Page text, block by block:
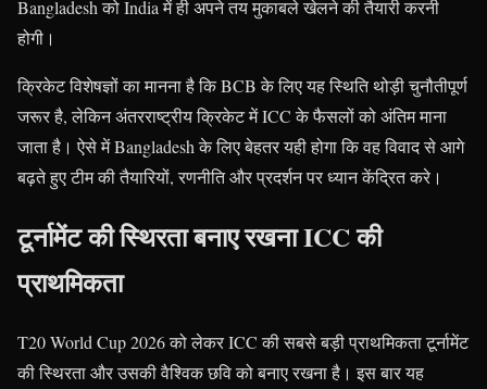
Bangladesh को India में ही अपने तय मुकाबले खेलने की तैयारी करनी
होगी।
क्रिकेट विशेषज्ञों का मानना है कि BCB के लिए यह स्थिति थोड़ी चुनौतीपूर्ण
जरूर है, लेकिन अंतरराष्ट्रीय क्रिकेट में ICC के फैसलों को अंतिम माना
जाता है। ऐसे में Bangladesh के लिए बेहतर यही होगा कि वह विवाद से आगे
बढ़ते हुए टीम की तैयारियों, रणनीति और प्रदर्शन पर ध्यान केंद्रित करे।
टूर्नामेंट की स्थिरता बनाए रखना ICC की
प्राथमिकता
T20 World Cup 2026 को लेकर ICC की सबसे बड़ी प्राथमिकता टूर्नामेंट
की स्थिरता और उसकी वैश्विक छवि को बनाए रखना है। इस बार यह